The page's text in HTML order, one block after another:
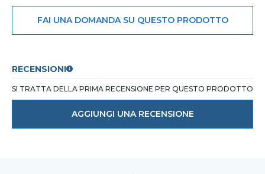
FAI UNA DOMANDA SU QUESTO PRODOTTO
RECENSIONI
SI TRATTA DELLA PRIMA RECENSIONE PER QUESTO PRODOTTO
AGGIUNGI UNA RECENSIONE